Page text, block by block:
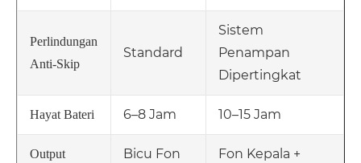
Perlindungan
Anti-Skip
Standard
Sistem
Penampan
Dipertingkat
Hayat Bateri 6–8 Jam 10–15 Jam
Output
Bicu Fon
Fon Kepala +